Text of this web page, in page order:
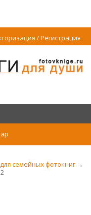
/ Регистрация
семейных фотокниг →